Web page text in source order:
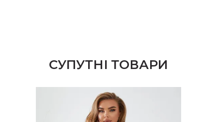
СУПУТНІ ТОВАРИ